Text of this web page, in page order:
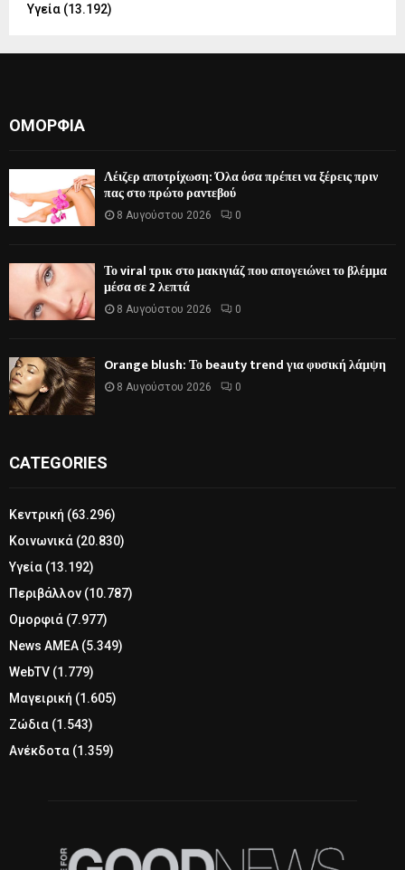
Υγεία (13.192)
ΟΜΟΡΦΙΆ
Λέιζερ αποτρίχωση: Όλα όσα πρέπει να ξέρεις πριν
πας στο πρώτο ραντεβού
8 Αυγούστου 2026 0
Το viral τρικ στο μακιγιάζ που απογειώνει το βλέμμα
μέσα σε 2 λεπτά
8 Αυγούστου 2026 0
Orange blush: Το beauty trend για φυσική λάμψη
8 Αυγούστου 2026 0
CATEGORIES
Κεντρική (63.296)
Κοινωνικά (20.830)
Υγεία (13.192)
Περιβάλλον (10.787)
Ομορφιά (7.977)
News ΑΜΕΑ (5.349)
WebTV (1.779)
Μαγειρική (1.605)
Ζώδια (1.543)
Ανέκδοτα (1.359)